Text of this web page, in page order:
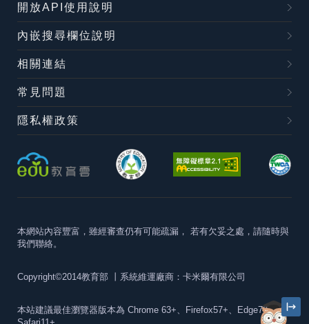
開放API使用說明
內嵌搜尋欄位說明
相關連結
常見問題
隱私權政策
本網站內容豐富，雖經審查仍有可能疏漏， 若有欠妥之處，請隨時與
我們聯絡。
Copyright©2014教育部 丨系統維運廠商：卡米爾有限公司
本站建議最佳瀏覽器版本為 Chrome 63+、Firefox57+、Edge79+及
Safari11+